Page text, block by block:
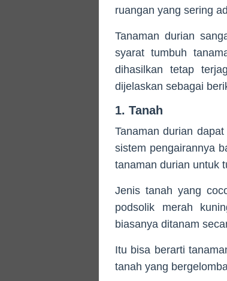
ruangan yang sering
Tanaman durian
syarat tumbuh
dihasilkan tetap
dijelaskan sebagai
1. Tanah
Tanaman durian
sistem pengairannya
tanaman durian untuk
Jenis tanah yang
podsolik merah
biasanya ditanam
Itu bisa berarti
tanah yang